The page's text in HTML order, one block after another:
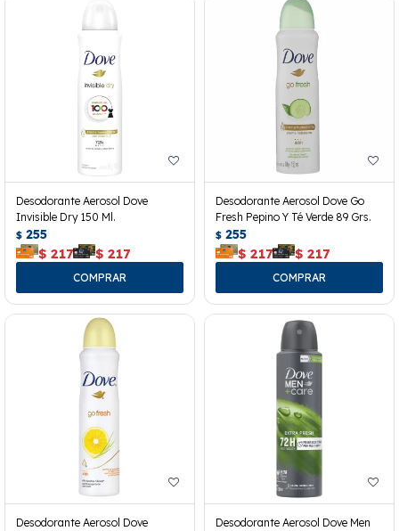
Desodorante Aerosol Dove
Invisible Dry 150 Ml.
$ 255
$ 217 $ 217
Desodorante Aerosol Dove Go
Fresh Pepino Y Té Verde 89 Grs.
$ 255
$ 217 $ 217
Desodorante Aerosol Dove
Desodorante Aerosol Dove Men